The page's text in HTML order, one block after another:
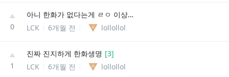
0
아니 한화가 없다는게 ㄹㅇ 이상하다
LCK
6개월 전 lollollol
1
진짜 진지하게 한화생명 [3]
LCK
6개월 전 lollollol